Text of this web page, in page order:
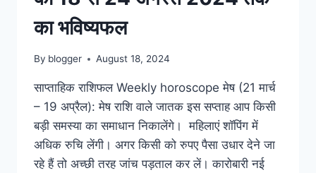
का भविष्यफल
By blogger August 18, 2024
साप्ताहिक राशिफल Weekly horoscope मेष (21 मार्च
– 19 अप्रैल): मेष राशि वाले जातक इस सप्ताह आप किसी
बड़ी समस्या का समाधान निकालेंगे। महिलाएं शॉपिंग में
अधिक रुचि लेंगी। अगर किसी को रुपए पैसा उधार देने जा
रहे हैं तो अच्छी तरह जांच पड़ताल कर लें। कारोबारी नई